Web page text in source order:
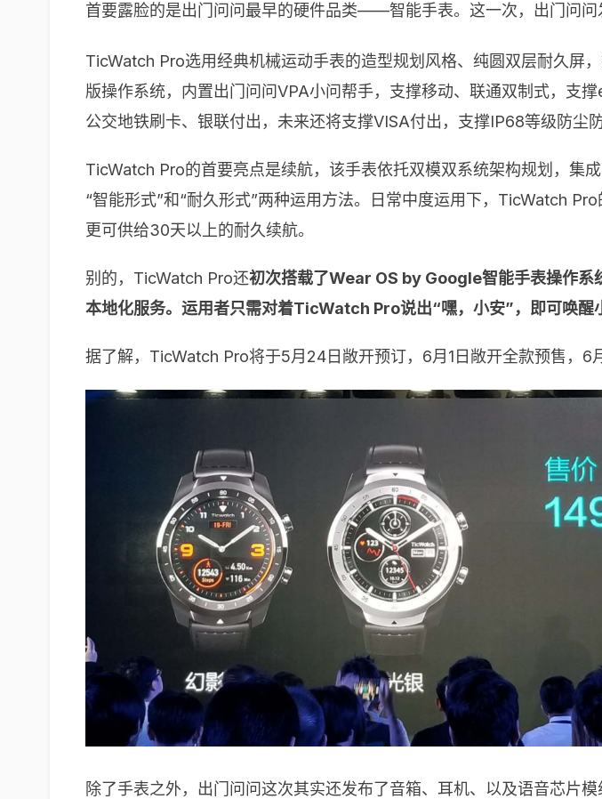
首要露脸的是出门问问最早的硬件品类——智能手表。这一次，出门问问
TicWatch Pro选用经典机械运动手表的造型规划风格、纯圆双层耐久屏
版操作系统，内置出门问问VPA小问帮手，支撑移动、联通双制式，支
公交地铁刷卡、银联付出，未来还将支撑VISA付出，支撑IP68等级防尘防
TicWatch Pro的首要亮点是续航，该手表依托双模双系统架构规划，集
“智能形式”和“耐久形式”两种运用方法。日常中度运用下，TicWatch
更可供给30天以上的耐久续航。
别的，TicWatch Pro还初次搭载了Wear OS by Google智能手表操作系
本地化服务。运用者只需对着TicWatch Pro说出“嘿，小安”，即可唤醒
据了解，TicWatch Pro将于5月24日敞开预订，6月1日敞开全款预售，6
除了手表之外，出门问问这次其实还发布了音箱、耳机、以及语音芯片模